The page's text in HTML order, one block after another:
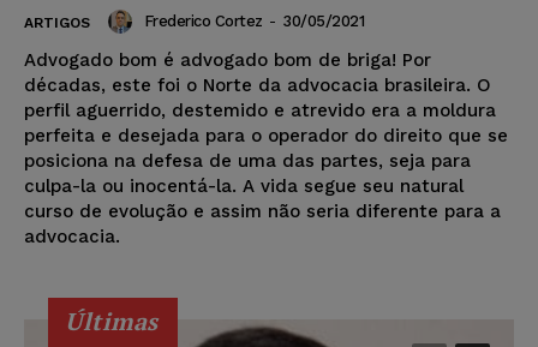
ARTIGOS Frederico Cortez - 30/05/2021
Advogado bom é advogado bom de briga! Por
décadas, este foi o Norte da advocacia brasileira. O
perfil aguerrido, destemido e atrevido era a moldura
perfeita e desejada para o operador do direito que se
posiciona na defesa de uma das partes, seja para
culpa-la ou inocentá-la. A vida segue seu natural
curso de evolução e assim não seria diferente para a
advocacia.
Últimas